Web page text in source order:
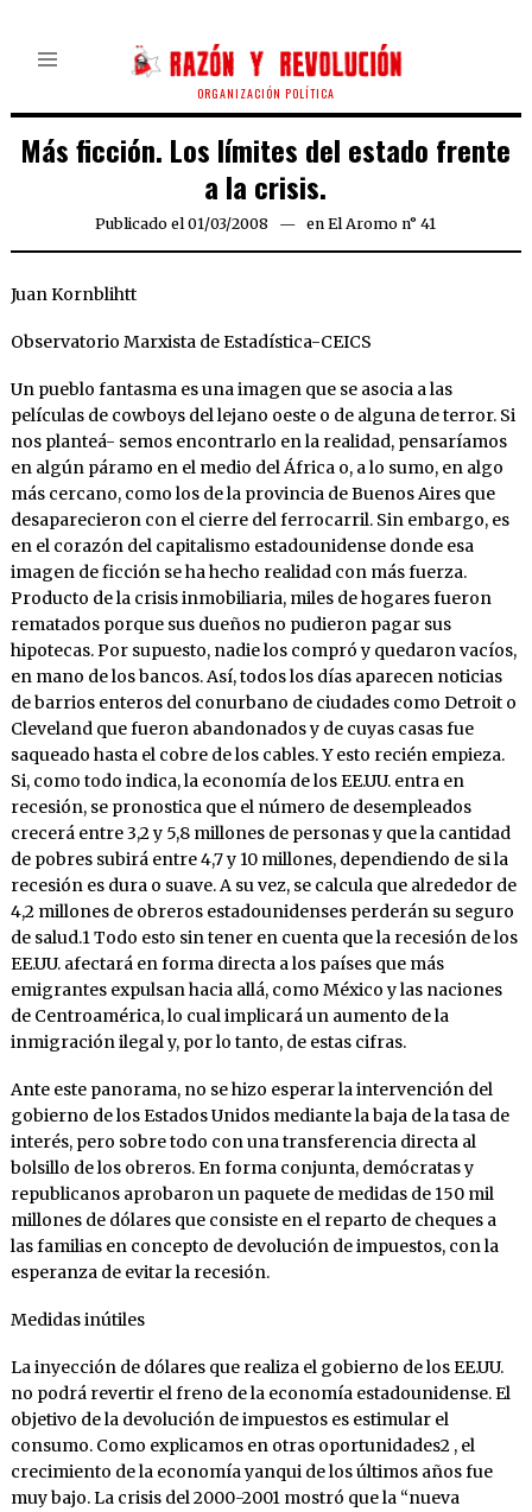
ORGANIZACIÓN POLÍTICA
Más ficción. Los límites del estado frente
a la crisis.
Publicado el 01/03/2008 24/03/2020
en El Aromo n° 41
Juan Kornblihtt
Observatorio Marxista de Estadística-CEICS
Un pueblo fantasma es una imagen que se asocia a las
películas de cowboys del lejano oeste o de alguna de terror. Si
nos planteá- semos encontrarlo en la realidad, pensaríamos
en algún páramo en el medio del África o, a lo sumo, en algo
más cercano, como los de la provincia de Buenos Aires que
desaparecieron con el cierre del ferrocarril. Sin embargo, es
en el corazón del capitalismo estadounidense donde esa
imagen de ficción se ha hecho realidad con más fuerza.
Producto de la crisis inmobiliaria, miles de hogares fueron
rematados porque sus dueños no pudieron pagar sus
hipotecas. Por supuesto, nadie los compró y quedaron vacíos,
en mano de los bancos. Así, todos los días aparecen noticias
de barrios enteros del conurbano de ciudades como Detroit o
Cleveland que fueron abandonados y de cuyas casas fue
saqueado hasta el cobre de los cables. Y esto recién empieza.
Si, como todo indica, la economía de los EE.UU. entra en
recesión, se pronostica que el número de desempleados
crecerá entre 3,2 y 5,8 millones de personas y que la cantidad
de pobres subirá entre 4,7 y 10 millones, dependiendo de si la
recesión es dura o suave. A su vez, se calcula que alrededor de
4,2 millones de obreros estadounidenses perderán su seguro
de salud.1 Todo esto sin tener en cuenta que la recesión de los
EE.UU. afectará en forma directa a los países que más
emigrantes expulsan hacia allá, como México y las naciones
de Centroamérica, lo cual implicará un aumento de la
inmigración ilegal y, por lo tanto, de estas cifras.
Ante este panorama, no se hizo esperar la intervención del
gobierno de los Estados Unidos mediante la baja de la tasa de
interés, pero sobre todo con una transferencia directa al
bolsillo de los obreros. En forma conjunta, demócratas y
republicanos aprobaron un paquete de medidas de 150 mil
millones de dólares que consiste en el reparto de cheques a
las familias en concepto de devolución de impuestos, con la
esperanza de evitar la recesión.
Medidas inútiles
La inyección de dólares que realiza el gobierno de los EE.UU.
no podrá revertir el freno de la economía estadounidense. El
objetivo de la devolución de impuestos es estimular el
consumo. Como explicamos en otras oportunidades2 , el
crecimiento de la economía yanqui de los últimos años fue
muy bajo. La crisis del 2000-2001 mostró que la “nueva